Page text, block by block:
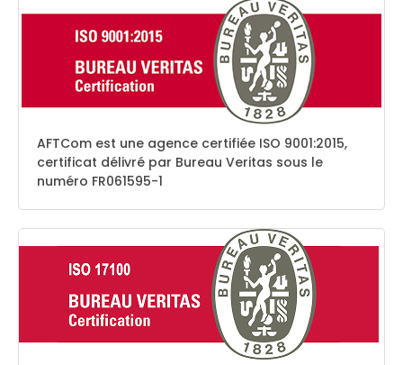
AFTCom est une agence certifiée ISO 9001:2015,
certificat délivré par Bureau Veritas sous le
numéro FR061595-1